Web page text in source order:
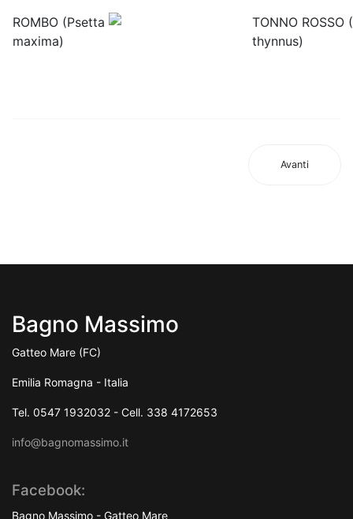
ROMBO (Psetta
maxima)
TONNO ROSSO
thynnus)
Avanti
Bagno Massimo
Gatteo Mare (FC)
Emilia Romagna - Italia
Tel. 0547 1932032 - Cell. 338 4172653
info@bagnomassimo.it
Facebook:
Bagno Massimo - Gatteo Mare